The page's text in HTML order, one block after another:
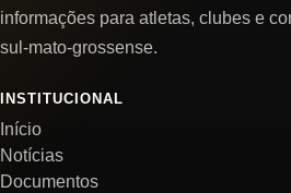
informações para atletas, clubes e
sul-mato-grossense.
INSTITUCIONAL
Início
Notícias
Documentos